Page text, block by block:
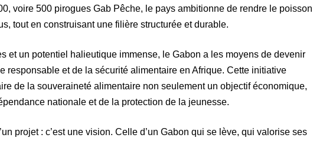
voire 500 pirogues Gab Pêche, le pays ambitionne de rendre le poisson
tout en construisant une filière structurée et durable.
et un potentiel halieutique immense, le Gabon a les moyens de devenir
responsable et de la sécurité alimentaire en Afrique. Cette initiative
de la souveraineté alimentaire non seulement un objectif économique,
nationale et de la protection de la jeunesse.
projet : c’est une vision. Celle d’un Gabon qui se lève, qui valorise ses